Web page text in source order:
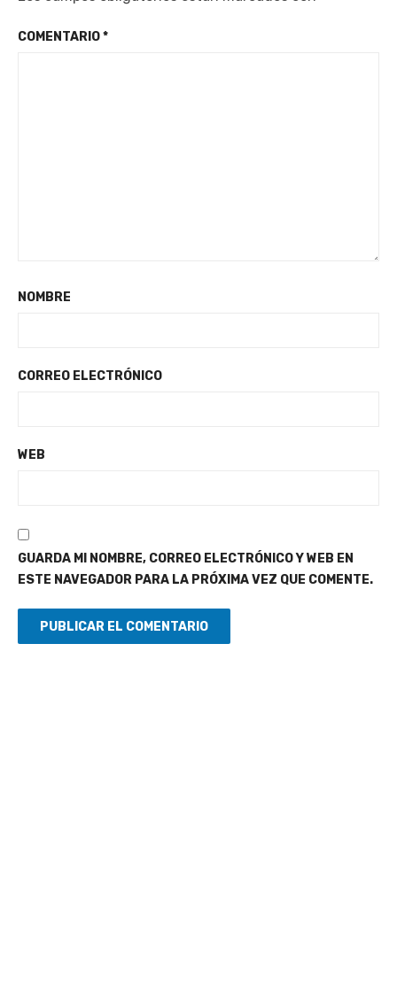
COMENTARIO*
NOMBRE
CORREO ELECTRÓNICO
WEB
GUARDA MI NOMBRE, CORREO ELECTRÓNICO Y WEB EN
ESTE NAVEGADOR PARA LA PRÓXIMA VEZ QUE COMENTE.